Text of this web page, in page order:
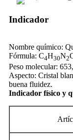
Indicador
Nombre químico:
Fórmula: C4H30N2
Peso molecular:
Aspecto: Cristal
buena fluidez.
Indicador físico y